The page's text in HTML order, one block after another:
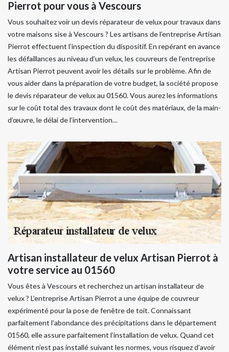
Pierrot pour vous à Vescours
Vous souhaitez voir un devis réparateur de velux pour travaux dans
votre maisons sise à Vescours ? Les artisans de l’entreprise Artisan
Pierrot effectuent l’inspection du dispositif. En repérant en avance
les défaillances au niveau d’un velux, les couvreurs de l’entreprise
Artisan Pierrot peuvent avoir les détails sur le problème. Afin de
vous aider dans la préparation de votre budget, la société propose
le devis réparateur de velux au 01560. Vous aurez les informations
sur le coût total des travaux dont le coût des matériaux, de la main-
d’œuvre, le délai de l’intervention…
Artisan installateur de velux Artisan Pierrot à
votre service au 01560
Vous êtes à Vescours et recherchez un artisan installateur de
velux ? L’entreprise Artisan Pierrot a une équipe de couvreur
expérimenté pour la pose de fenêtre de toit. Connaissant
parfaitement l’abondance des précipitations dans le département
01560, elle assure parfaitement l’installation de velux. Quand cet
élément n’est pas installé suivant les normes, vous risquez d’avoir